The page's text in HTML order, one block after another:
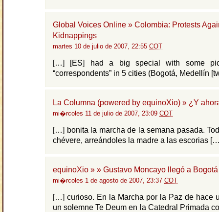
Global Voices Online » Colombia: Protests
Kidnappings
martes 10 de julio de 2007, 22:55 COT
[…] [ES] had a big special with some
“correspondents” in 5 cities (Bogotá, Medellín
La Columna (powered by equinoXio) » ¿Y
mi�rcoles 11 de julio de 2007, 23:09 COT
[…] bonita la marcha de la semana pasada.
chévere, arreándoles la madre a las escorias
equinoXio » » Gustavo Moncayo llegó a Bogotá
mi�rcoles 1 de agosto de 2007, 23:37 COT
[…] curioso. En la Marcha por la Paz de hace
un solemne Te Deum en la Catedral Primada